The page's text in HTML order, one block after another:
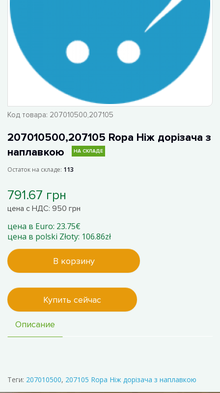
Код товара: 207010500,207105
207010500,207105 Ropa Ніж дорізача з
наплавкою
НА СКЛАДЕ
Остаток на складе: 113
791.67 грн
цена с НДС: 950 грн
цена в Euro: 23.75€
цена в polski Złoty: 106.86zł
В корзину
Купить сейчас
Описание
Теги: 207010500, 207105 Ropa Ніж дорізача з наплавкою